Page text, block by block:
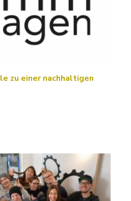
zu einer nachhaltigen